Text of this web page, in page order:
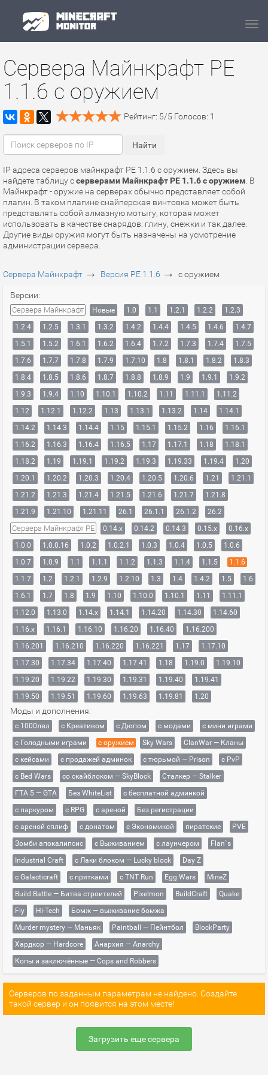
Сервера Майнкрафт PE
1.1.6 с оружием
Рейтинг: 5/5 Голосов: 1
IP адреса серверов майнкрафт PE 1.1.6 с оружием. Здесь вы
найдете таблицу ссерверами Майнкрафт PE 1.1.6 с оружием . В
Майнкрафт - оружие на серверах обычно представляет собой
плагин. В таком плагине снайперская винтовка может быть
представлять собой алмазную мотыгу, которая может
использовать в качестве снарядов: глину, снежки и так далее.
Другие виды оружия могут быть назначены на усмотрение
администрации сервера.
Сервера Майнкрафт → Версия PE 1.1.6 → с оружием
Версии:
Сервера Майнкрафт Новые 1.0 1.1 1.2.1 1.2.2
1.2.3
1.2.4
1.2.5 1.3.1 1.3.2 1.4.2 1.4.4 1.4.5 1.4.6
1.4.7
1.5.1
1.5.2 1.6.1 1.6.2 1.6.4 1.7.2 1.7.3 1.7.4
1.7.5
1.7.6
1.7.7 1.7.8 1.7.9 1.7.10 1.8 1.8.1 1.8.2
1.8.3
1.8.4
1.8.5 1.8.6 1.8.7 1.8.8 1.8.9 1.9 1.9.1
1.9.2
1.9.3
1.9.4 1.10 1.10.1 1.10.2 1.11 1.11.1
1.11.2
1.12
1.12.1 1.12.2 1.13 1.13.1 1.13.2 1.14
1.14.1
1.14.2
1.14.3 1.14.4 1.15 1.15.1 1.15.2 1.16
1.16.1
1.16.2
1.16.3 1.16.4 1.16.5 1.17 1.17.1 1.18
1.18.1
1.18.2
1.19 1.19.1 1.19.2 1.19.3 1.19.33 1.19.4
1.20
1.20.1
1.20.2 1.20.3 1.20.4 1.20.5 1.20.6 1.21
1.21.1
1.21.2
1.21.3 1.21.4 1.21.5 1.21.6 1.21.7
1.21.8
1.21.9
1.21.10 1.21.11 26.1 26.1.1 26.1.2 26.2
Сервера Майнкрафт PE 0.14.x 0.14.2 0.14.3 0.15.x
0.16.x
1.0.0
1.0.0.16 1.0.2 1.0.2.1 1.0.3 1.0.4 1.0.5
1.0.6
1.0.7
1.0.9 1.1 1.1.1 1.1.2 1.1.3 1.1.4 1.1.5
1.1.6
1.1.7
1.2 1.2.1 1.2.9 1.2.10 1.3 1.4 1.4.2 1.5
1.6
1.6.1
1.7 1.8 1.9 1.10 1.10.0 1.10.1 1.11
1.11.1
1.12.0
1.13.0 1.14.x 1.14.1 1.14.20 1.14.30
1.14.60
1.16.x
1.16.1 1.16.10 1.16.20 1.16.40
1.16.200
1.16.201
1.16.210 1.16.220 1.16.221 1.17
1.17.10
1.17.30
1.17.34 1.17.40 1.17.41 1.18 1.19.0
1.19.10
1.19.20
1.19.22 1.19.30 1.19.31 1.19.40
1.19.41
1.19.50
1.19.51 1.19.60 1.19.63 1.19.81 1.20
Моды и дополнения:
с 1000лвл c Креативом с Дюпом с модами
с мини играми
с Голодными играми
с оружием Sky Wars
ClanWar — Кланы
с кейсами
с продажей админок с тюрьмой — Prison
с PvP
с Bed Wars
со скайблоком — SkyBlock
Сталкер — Stalker
ГТА 5 — GTA
Без WhiteList
с бесплатной админкой
с паркуром
с RPG с ареной
Без регистрации
с ареной сплиф
с донатом с Экономикой пиратские
PVE
Зомби апокалипсис
с Выживанием с лаунчером
Flan`s
Industrial Craft
с Лаки блоком — Lucky block
Day Z
с Galacticraft
с прятками с TNT Run Egg Wars
MineZ
Build Battle — Битва строителей
Pixelmon BuildCraft
Quake
Fly
Hi-Tech
Бомж — выживание бомжа
Murder mystery — Маньяк
Paintball — Пейнтбол
BlockParty
Хардкор — Hardcore
Анархия — Anarchy
Копы и заключённые — Cops and Robbers
Серверов по заданным параметрам не найдено. Создайте
такой сервер и он появится на этом месте!
Загрузить еще сервера